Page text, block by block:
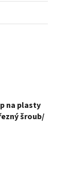
na plasty
šroub/